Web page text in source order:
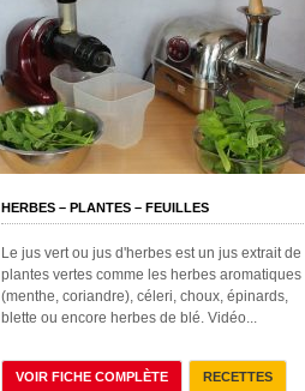
HERBES – PLANTES – FEUILLES
Le jus vert ou jus d'herbes est un jus extrait de
plantes vertes comme les herbes aromatiques
(menthe, coriandre), céleri, choux, épinards,
blette ou encore herbes de blé. Vidéo...
VOIR FICHE COMPLÈTE RECETTES